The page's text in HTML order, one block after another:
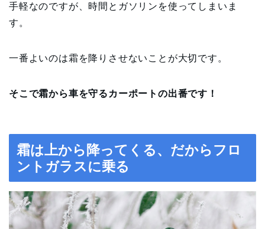
手軽なのですが、時間とガソリンを使ってしまいま
す。
一番よいのは霜を降りさせないことが大切です。
そこで霜から車を守るカーポートの出番です！
霜は上から降ってくる、だからフロ
ントガラスに乗る